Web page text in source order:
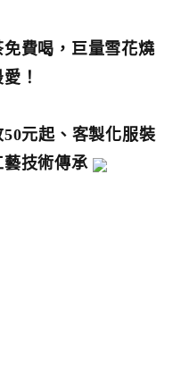
費喝，巨量雪花燒
！
元起、客製化服裝
技術傳承